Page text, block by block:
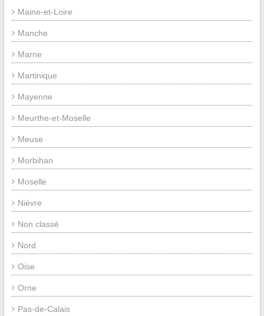
Maine-et-Loire
Manche
Marne
Martinique
Mayenne
Meurthe-et-Moselle
Meuse
Morbihan
Moselle
Nièvre
Non classé
Nord
Oise
Orne
Pas-de-Calais